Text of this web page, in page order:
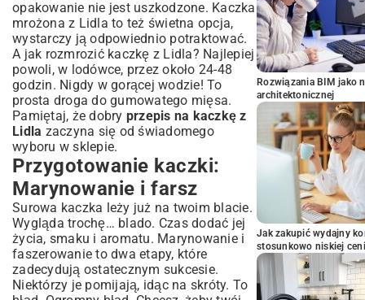
opakowanie nie jest uszkodzone. Kaczka
mrożona z Lidla to też świetna opcja,
wystarczy ją odpowiednio potraktować.
A jak rozmrozić kaczkę z Lidla? Najlepiej
powoli, w lodówce, przez około 24-48
godzin. Nigdy w gorącej wodzie! To
prosta droga do gumowatego mięsa.
Pamiętaj, że dobry przepis na kaczkę z
Lidla zaczyna się od świadomego
wyboru w sklepie.
Przygotowanie kaczki:
Marynowanie i farsz
Surowa kaczka leży już na twoim blacie.
Wygląda trochę… blado. Czas dodać jej
życia, smaku i aromatu. Marynowanie i
faszerowanie to dwa etapy, które
zadecydują ostatecznym sukcesie.
Niektórzy je pomijają, idąc na skróty. To
Rozwiązania BIM jako
architektonicznej
Jak zakupić wydajny
stosunkowo niskiej